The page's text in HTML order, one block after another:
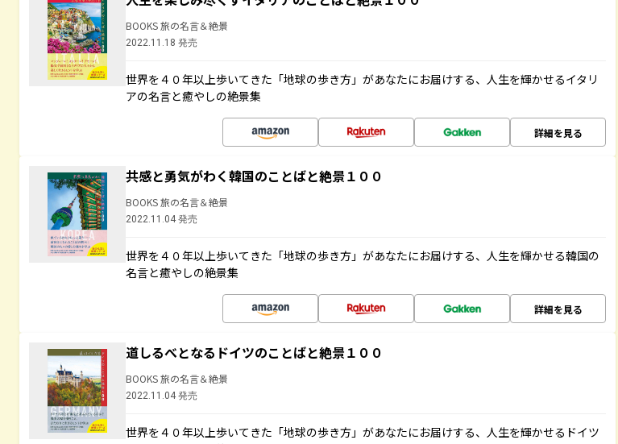
BOOKS 旅の名言＆絶景
2022.11.18 発売
世界を４０年以上歩いてきた「地球の歩き方」があなたにお届けする、人生を輝かせるイタリ
アの名言と癒やしの絶景集
詳細を見る
共感と勇気がわく韓国のことばと絶景１００
BOOKS 旅の名言＆絶景
2022.11.04 発売
世界を４０年以上歩いてきた「地球の歩き方」があなたにお届けする、人生を輝かせる韓国の
名言と癒やしの絶景集
詳細を見る
道しるべとなるドイツのことばと絶景１００
BOOKS 旅の名言＆絶景
2022.11.04 発売
世界を４０年以上歩いてきた「地球の歩き方」があなたにお届けする、人生を輝かせるドイツ